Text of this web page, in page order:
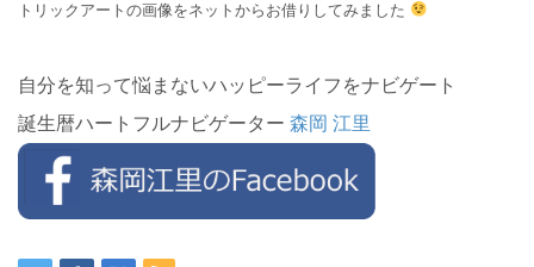
トリックアートの画像をネットからお借りしてみました
自分を知って悩まないハッピーライフをナビゲート
誕生暦ハートフルナビゲーター 森岡 江里